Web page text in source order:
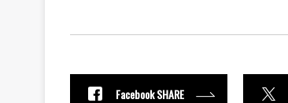
Facebook SHARE